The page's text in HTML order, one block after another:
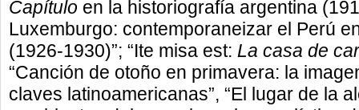
Capítulo en la historiografía argentina
Luxemburgo: contemporaneizar el Perú
(1926-1930)”; “Ite misa est: La casa de
“Canción de otoño en primavera: la
claves latinoamericanas”, “El lugar de la